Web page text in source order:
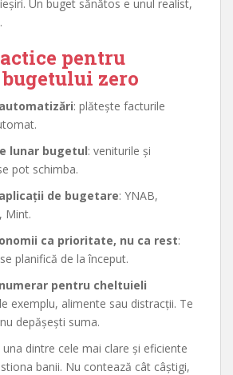
Un buget sănătos e unul realist,
pentru
zero
: plătește facturile
lunar bugetul: veniturile și
pot schimba.
de bugetare: YNAB,
Mint.
ca prioritate, nu ca rest:
planifică de la început.
pentru cheltuieli
exemplu, alimente sau distracții. Te
depășești suma.
dintre cele mai clare și eficiente
banii. Nu contează cât câștigi,